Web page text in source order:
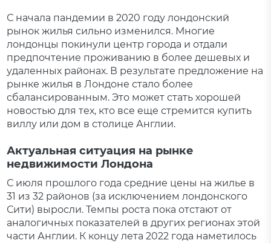
С начала пандемии в 2020 году лондонский
рынок жилья сильно изменился. Многие
лондонцы покинули центр города и отдали
предпочтение проживанию в более дешевых и
удаленных районах. В результате предложение на
рынке жилья в Лондоне стало более
сбалансированным. Это может стать хорошей
новостью для тех, кто все еще стремится купить
виллу или дом в столице Англии.
Актуальная ситуация на рынке
недвижимости Лондона
С июля прошлого года средние цены на жилье в
31 из 32 районов (за исключением лондонского
Сити) выросли. Темпы роста пока отстают от
аналогичных показателей в других регионах этой
части Англии. К концу лета 2022 года наметилось